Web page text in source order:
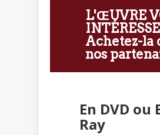
L'ŒUVRE
Achetez-la
nos
En DVD ou
Ray